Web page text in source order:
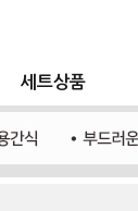
세트상품